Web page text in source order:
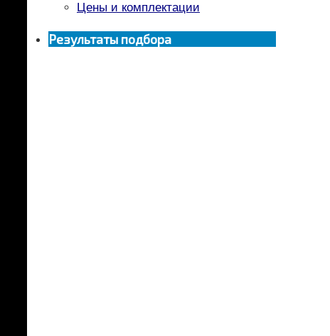
Цены и комплектации
Результаты подбора